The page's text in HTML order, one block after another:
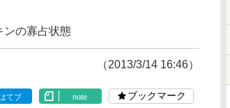
ンの寡占状態
（2013/3/14 16:46）
てブ note ブックマーク